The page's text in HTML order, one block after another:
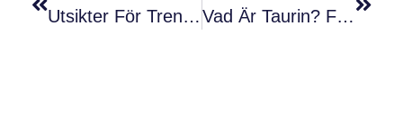
Utsikter För Trender Inom Internationell Sjöfrakt Fram Till Slutet Av 2024 Vad Är Taurin? Fördelar, Användningsområden, Biverkningar Och Allt Du Behöver Veta